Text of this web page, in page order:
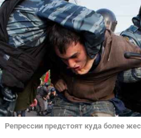
Репрессии предстоят куда более